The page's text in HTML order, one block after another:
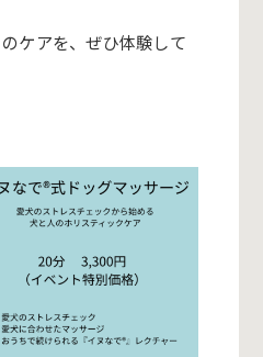
ケアを、ぜひ体験して